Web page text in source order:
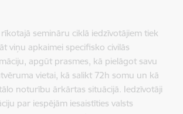
semināru ciklā iedzīvotājiem tiek
viņu apkaimei specifisko civilās
apgūt prasmes, kā pielāgot savu
vietai, kā salikt 72h somu un kā
noturību ārkārtas situācijā. Iedzīvotāji
par iespējām iesaistīties valsts